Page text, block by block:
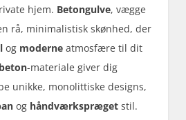
hjem. Betongulve, vægge
rå, minimalistisk skønhed, der
og moderne atmosfære til dit
-materiale giver dig
unikke, monolittiske designs,
og håndværkspræget stil.